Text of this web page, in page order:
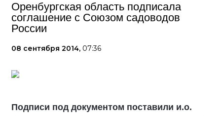
Оренбургская область подписала
соглашение с Союзом садоводов
России
08 сентября 2014, 07:36
Подписи под документом поставили и.о.